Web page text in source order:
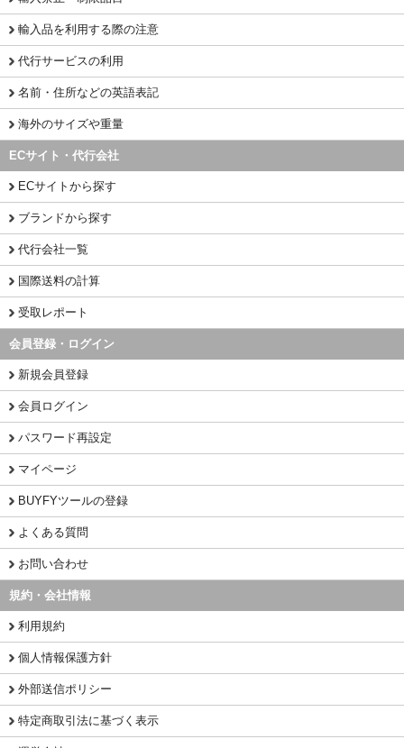
輸入品を利用する際の注意
代行サービスの利用
名前・住所などの英語表記
海外のサイズや重量
ECサイト・代行会社
ECサイトから探す
ブランドから探す
代行会社一覧
国際送料の計算
受取レポート
会員登録・ログイン
新規会員登録
会員ログイン
パスワード再設定
マイページ
BUYFYツールの登録
よくある質問
お問い合わせ
規約・会社情報
利用規約
個人情報保護方針
外部送信ポリシー
特定商取引法に基づく表示